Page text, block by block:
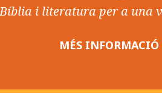
Bíblia i literatura per a una
MÉS INFORMACIÓ